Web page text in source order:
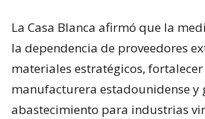
La Casa Blanca afirmó que la
la dependencia de proveedores
materiales estratégicos,
manufacturera estadounidense y
abastecimiento para industrias